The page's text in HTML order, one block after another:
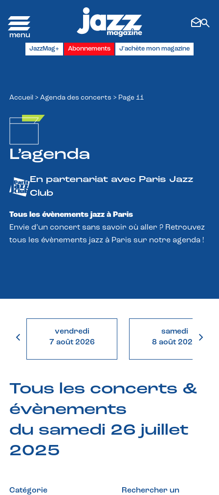
JazzMag+ Abonnements J'achète mon magazine
Accueil > Agenda des concerts > Page 11
L’agenda
En partenariat avec Paris Jazz
Club
Tous les évènements jazz à Paris
Envie d’un concert sans savoir où aller ? Retrouvez
tous les évènements jazz à Paris sur notre agenda !
vendredi
7 août 2026
samedi
8 août 2026
Tous les concerts &
évènements
du samedi 26 juillet
2025
Catégorie
Rechercher un